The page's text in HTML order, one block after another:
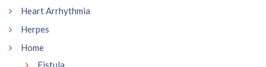
Heart Arrhythmia
Herpes
Home
Fistula